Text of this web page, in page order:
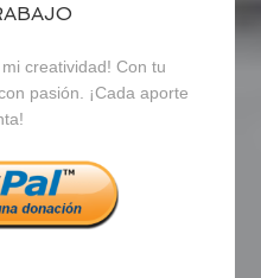
creatividad! Con tu
pasión. ¡Cada aporte